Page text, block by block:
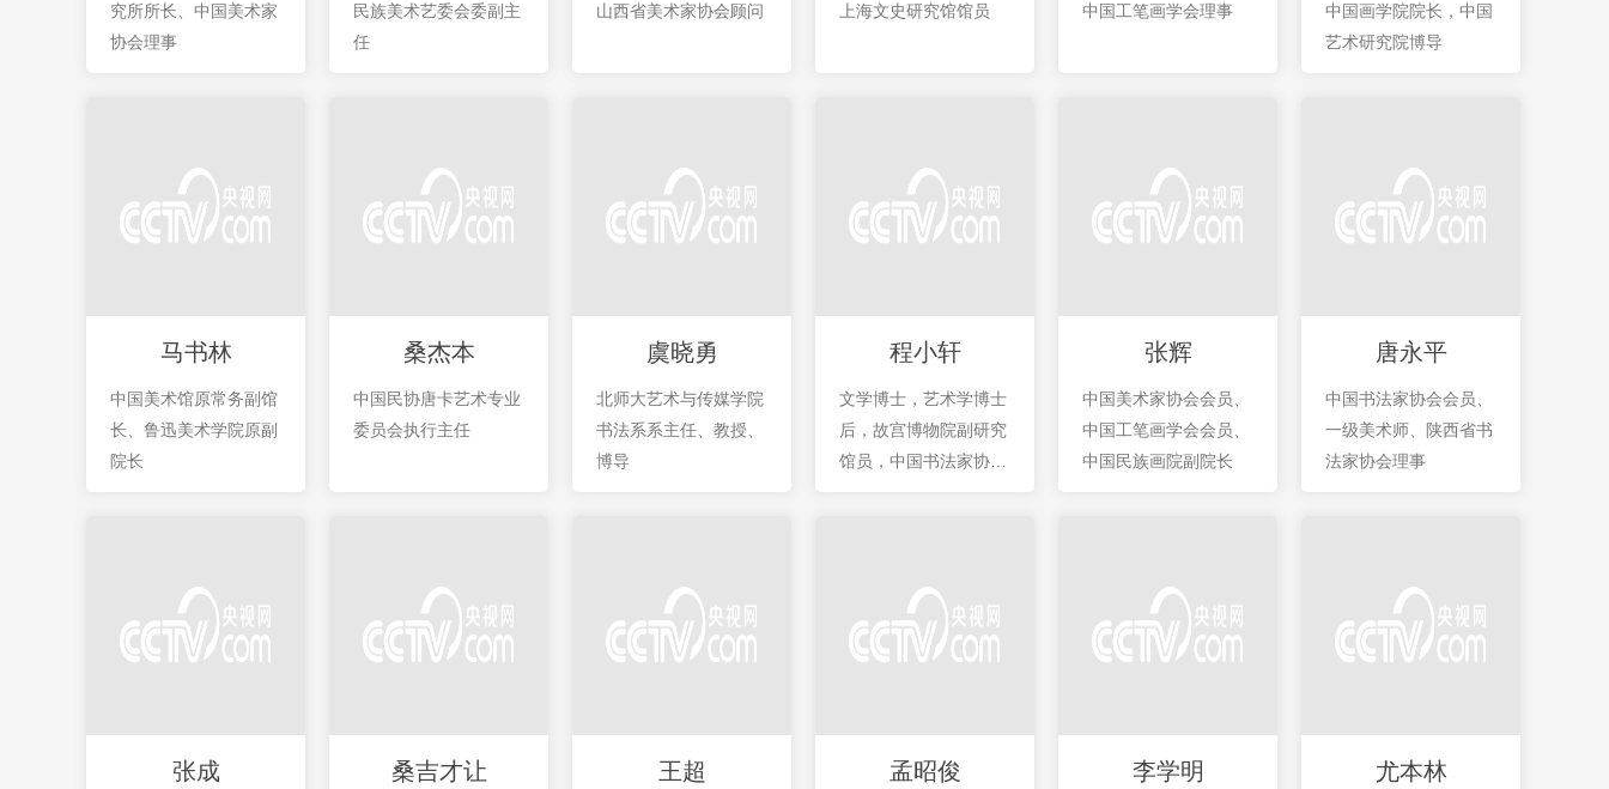
究所所长、中国美术家
协会理事
民族美术艺委会委副主
任
山西省美术家协会顾问
上海文史研究馆馆员
中国工笔画学会理事
中国画学院院长，中国
艺术研究院博导
马书林
中国美术馆原常务副馆
长、鲁迅美术学院原副
院长
桑杰本
中国民协唐卡艺术专业
委员会执行主任
虞晓勇
北师大艺术与传媒学院
书法系系主任、教授、
博导
程小轩
文学博士，艺术学博士
后，故宫博物院副研究
馆员，中国书法家协会
张辉
中国美术家协会会员、
中国工笔画学会会员、
中国民族画院副院长
唐永平
中国书法家协会会员、
一级美术师、陕西省书
法家协会理事
张成 桑吉才让 王超 孟昭俊 李学明 尤本林